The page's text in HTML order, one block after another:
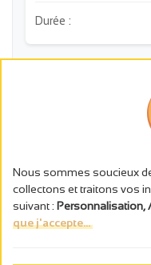
Durée :
Nous sommes soucieux
collectons et traitons vos
suivant : Personnalisation,
que j'accepte...